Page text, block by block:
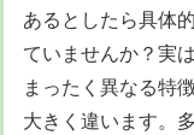
あるとしたら具体
ていませんか？実
まったく異なる特
大きく違います。